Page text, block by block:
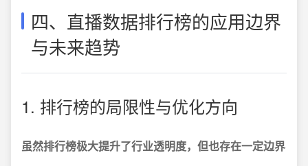
四、直播数据排行榜的应用边界
与未来趋势
1. 排行榜的局限性与优化方向
虽然排行榜极大提升了行业透明度，但也存在一定边界